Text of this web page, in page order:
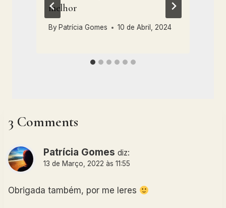
melhor
By Patrícia Gomes 10 de Abril, 2024
3 Comments
Patrícia Gomes diz:
13 de Março, 2022 às 11:55
Obrigada também, por me leres